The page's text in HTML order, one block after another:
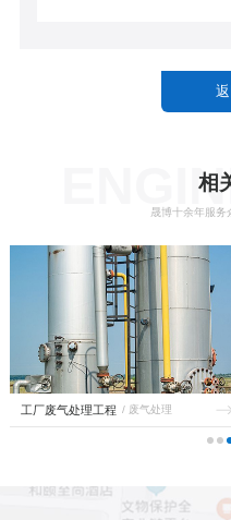
相
晟博十余年服务
工厂废气处理工程 / 废气处理